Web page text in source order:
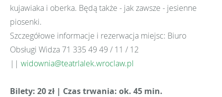
kujawiaka i oberka. Będą także - jak zawsze - jesienne
piosenki.
Szczegółowe informacje i rezerwacja miejsc: Biuro
Obsługi Widza 71 335 49 49 / 11 / 12
|| widownia@teatrlalek.wroclaw.pl
Bilety: 20 zł | Czas trwania: ok. 45 min.